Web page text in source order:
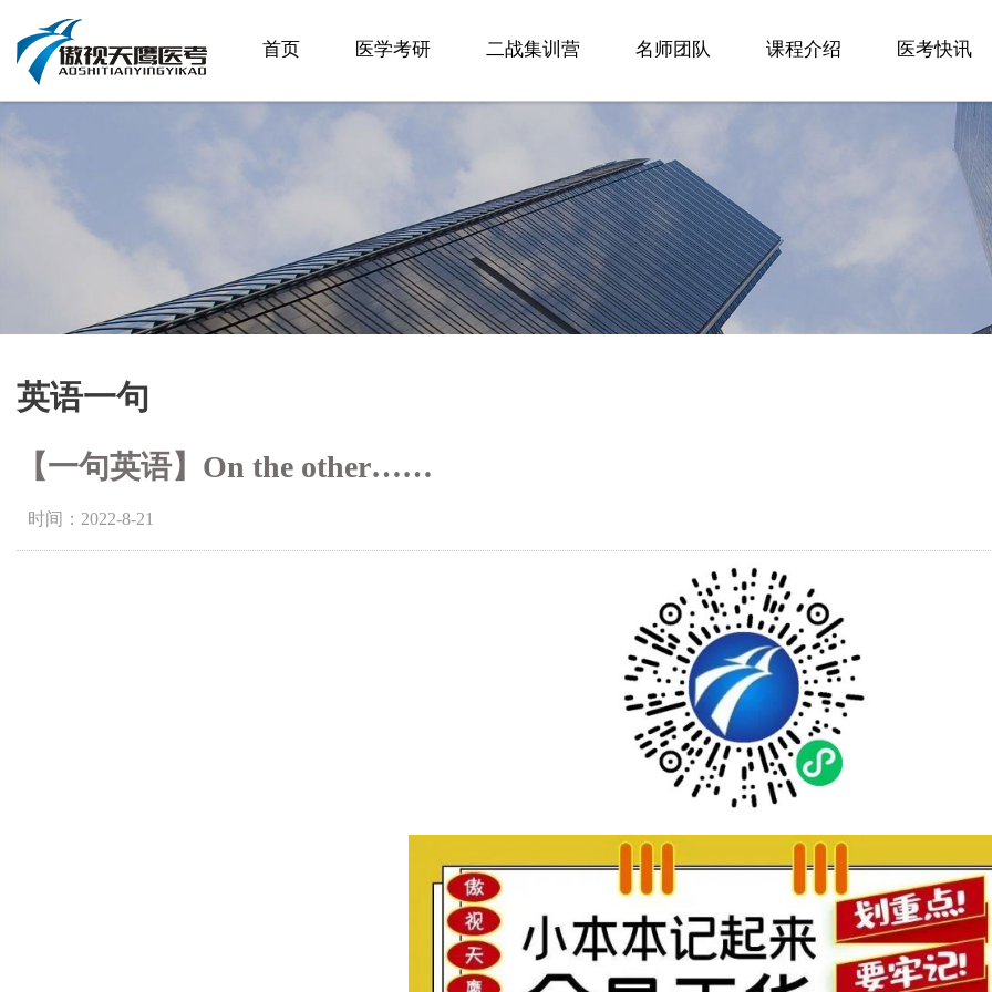
首页 医学考研 二战集训营 名师团队 课程介绍 医考快讯
英语一句
【一句英语】On the other……
时间：2022-8-21